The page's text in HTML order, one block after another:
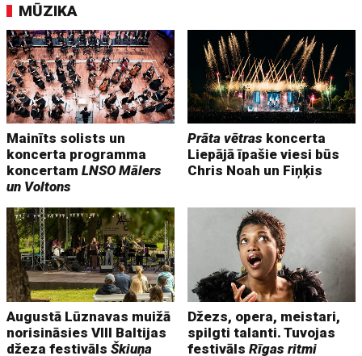
MŪZIKA
Mainīts solists un
koncerta programma
koncertamLNSO Mālers
un Voltons
Prāta vētras koncerta
Liepājā īpašie viesi būs
Chris Noah un Fiņķis
Augustā Lūznavas muižā
norisināsies VIII Baltijas
džeza festivālsŠkiuņa
Džezs, opera, meistari,
spilgti talanti. Tuvojas
festivālsRīgas ritmi